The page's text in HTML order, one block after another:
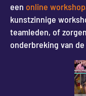
een online
kunstzinnige
teamleden, of
onderbreking van de